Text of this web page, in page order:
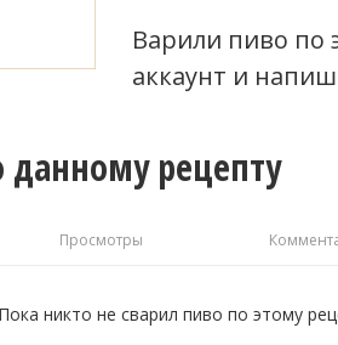
Варили пиво по
аккаунт и
данному рецепту
Просмотры
Пока никто не сварил пиво по этому